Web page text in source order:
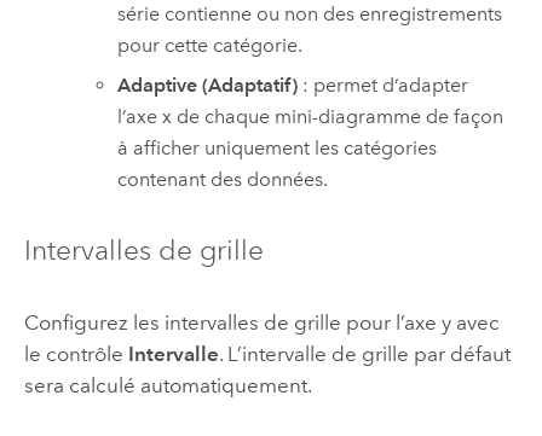
série contienne ou non des enregistrements
pour cette catégorie.
Adaptive (Adaptatif) : permet d’adapter
l’axe x de chaque mini-diagramme de façon
à afficher uniquement les catégories
contenant des données.
Intervalles de grille
Configurez les intervalles de grille pour l’axe y avec
le contrôle Intervalle. L’intervalle de grille par défaut
sera calculé automatiquement.